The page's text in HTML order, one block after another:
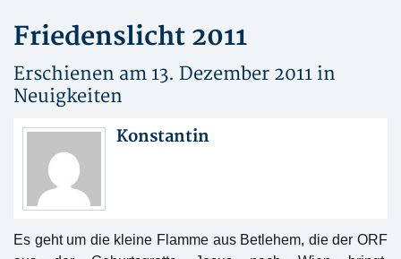
Friedenslicht 2011
Erschienen am 13. Dezember 2011 in
Neuigkeiten
Konstantin
Es geht um die kleine Flamme aus Betlehem, die der ORF